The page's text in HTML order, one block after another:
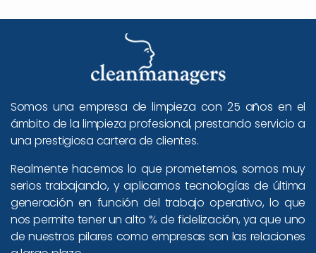
Somos una empresa de limpieza con 25 años en el
ámbito de la limpieza profesional, prestando servicio a
una prestigiosa cartera de clientes.
Realmente hacemos lo que prometemos, somos muy
serios trabajando, y aplicamos tecnologías de última
generación en función del trabajo operativo, lo que
nos permite tener un alto % de fidelización, ya que uno
de nuestros pilares como empresas son las relaciones